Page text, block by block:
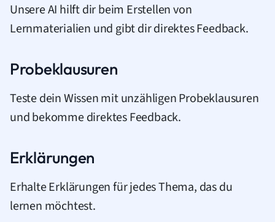
Unsere AI hilft dir beim Erstellen von
Lernmaterialien und gibt dir direktes Feedback.
Probeklausuren
Teste dein Wissen mit unzähligen Probeklausuren
und bekomme direktes Feedback.
Erklärungen
Erhalte Erklärungen für jedes Thema, das du
lernen möchtest.